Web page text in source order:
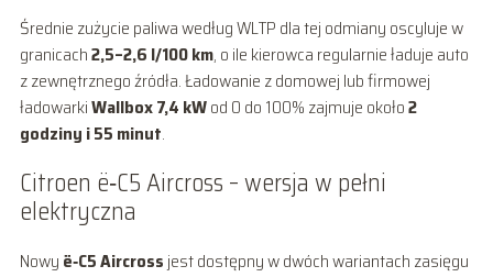
Średnie zużycie paliwa według WLTP dla tej odmiany oscyluje w
granicach2,5–2,6 l/100 km, o ile kierowca regularnie ładuje auto
z zewnętrznego źródła. Ładowanie z domowej lub firmowej
ładowarkiWallbox 7,4 kWod 0 do 100% zajmuje około2
godziny i 55 minut.
Citroen ë‑C5 Aircross – wersja w pełni
elektryczna
Nowy ë‑C5 Aircross jest dostępny w dwóch wariantach zasięgu